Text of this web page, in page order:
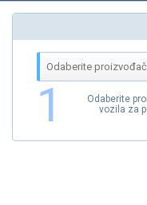
1
Odaberite
vozila za